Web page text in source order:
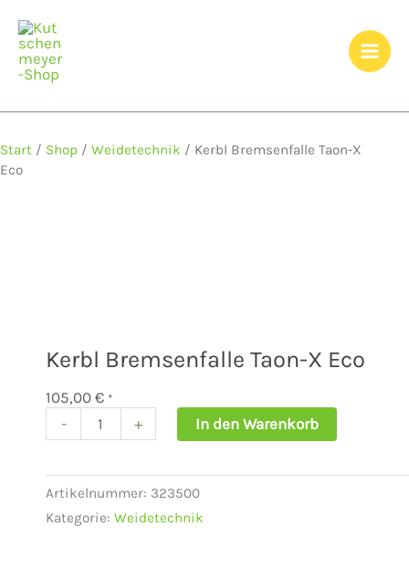
Inhalt
springen
Start / Shop / Weidetechnik / Kerbl Bremsenfalle Taon-X
Eco
Kerbl Bremsenfalle Taon-X Eco
105,00 € *
-
Kerbl
Taon-
X
Eco
Menge
+ In den Warenkorb
Artikelnummer: 323500
Kategorie: Weidetechnik